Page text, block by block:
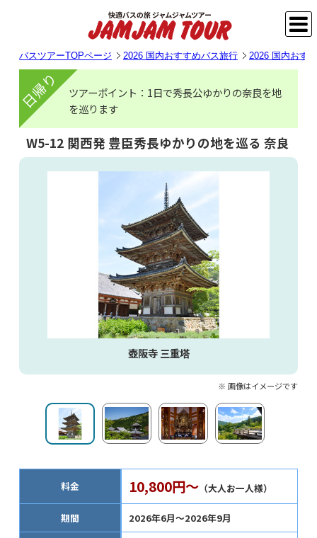
バスツアーTOPページ 2026 国内おすすめバス旅行 2026 国内おす
ツアーポイント：1日で秀長公ゆかりの奈良を地
を巡ります
日帰り
W5-12 関西発 豊臣秀長ゆかりの地を巡る 奈良
壺阪寺 三重塔
※ 画像はイメージです
料金 10,800円～ （大人お一人様）
期間 2026年6月～2026年9月